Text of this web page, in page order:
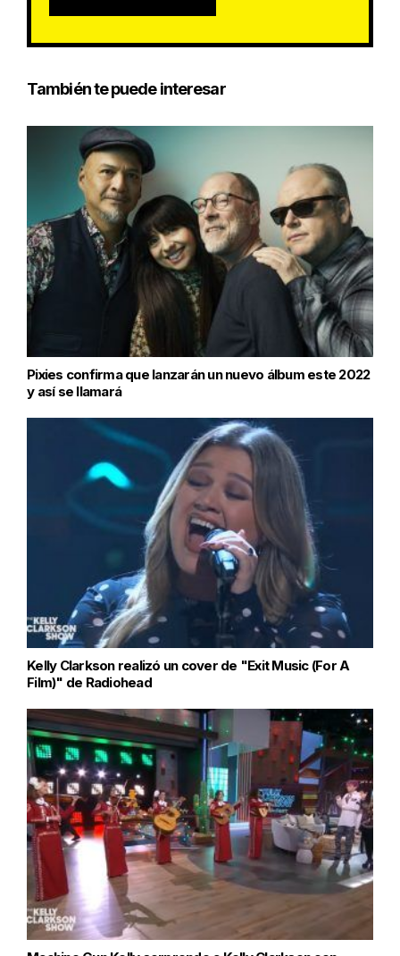
También te puede interesar
Pixies confirma que lanzarán un nuevo álbum este 2022
y así se llamará
Kelly Clarkson realizó un cover de "Exit Music (For A
Film)" de Radiohead